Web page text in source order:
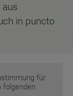
aus
in puncto
für
folgenden